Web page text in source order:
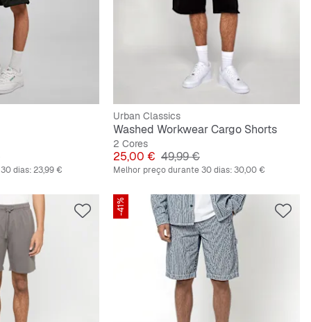
dias:23,99 €
Urban Classics
Washed Workwear Cargo Shorts
2 Cores
Preço
25,00 € Preço original
49,99 €
Melhor preço durante 30 dias:30,00 €
-41%